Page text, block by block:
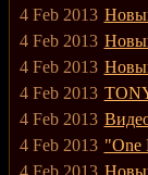
4 Feb 2013
4 Feb 2013
4 Feb 2013
4 Feb 2013
4 Feb 2013
4 Feb 2013 "One
4 Feb 2013